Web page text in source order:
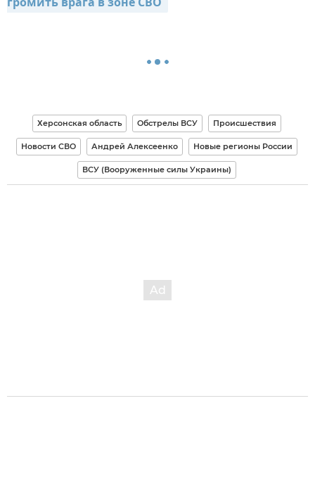
громить врага в зоне СВО
Херсонская область Обстрелы ВСУ Происшествия
Новости СВО Андрей Алексеенко Новые регионы России
ВСУ (Вооруженные силы Украины)